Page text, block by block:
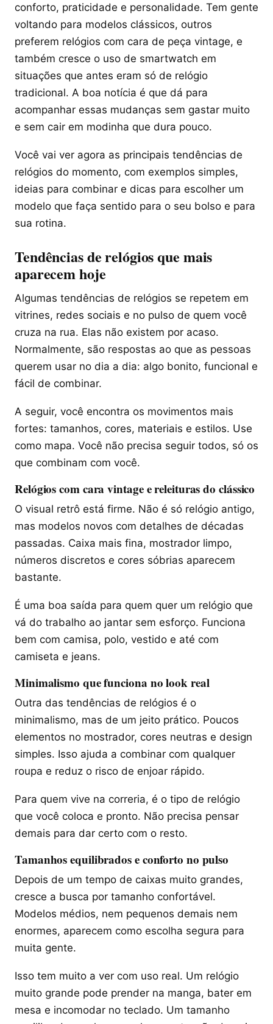
conforto, praticidade e personalidade. Tem gente
voltando para modelos clássicos, outros
preferem relógios com cara de peça vintage, e
também cresce o uso de smartwatch em
situações que antes eram só de relógio
tradicional. A boa notícia é que dá para
acompanhar essas mudanças sem gastar muito
e sem cair em modinha que dura pouco.
Você vai ver agora as principais tendências de
relógios do momento, com exemplos simples,
ideias para combinar e dicas para escolher um
modelo que faça sentido para o seu bolso e para
sua rotina.
Tendências de relógios que mais
aparecem hoje
Algumas tendências de relógios se repetem em
vitrines, redes sociais e no pulso de quem você
cruza na rua. Elas não existem por acaso.
Normalmente, são respostas ao que as pessoas
querem usar no dia a dia: algo bonito, funcional e
fácil de combinar.
A seguir, você encontra os movimentos mais
fortes: tamanhos, cores, materiais e estilos. Use
como mapa. Você não precisa seguir todos, só os
que combinam com você.
Relógios com cara vintage e releituras do clássico
O visual retrô está firme. Não é só relógio antigo,
mas modelos novos com detalhes de décadas
passadas. Caixa mais fina, mostrador limpo,
números discretos e cores sóbrias aparecem
bastante.
É uma boa saída para quem quer um relógio que
vá do trabalho ao jantar sem esforço. Funciona
bem com camisa, polo, vestido e até com
camiseta e jeans.
Minimalismo que funciona no look real
Outra das tendências de relógios é o
minimalismo, mas de um jeito prático. Poucos
elementos no mostrador, cores neutras e design
simples. Isso ajuda a combinar com qualquer
roupa e reduz o risco de enjoar rápido.
Para quem vive na correria, é o tipo de relógio
que você coloca e pronto. Não precisa pensar
demais para dar certo com o resto.
Tamanhos equilibrados e conforto no pulso
Depois de um tempo de caixas muito grandes,
cresce a busca por tamanho confortável.
Modelos médios, nem pequenos demais nem
enormes, aparecem como escolha segura para
muita gente.
Isso tem muito a ver com uso real. Um relógio
muito grande pode prender na manga, bater em
mesa e incomodar no teclado. Um tamanho